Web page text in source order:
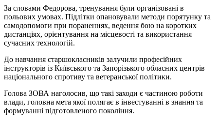
За словами Федорова, тренування були організовані в
польових умовах. Підлітки опановували методи порятунку та
самодопомоги при пораненнях, ведення бою на коротких
дистанціях, орієнтування на місцевості та використання
сучасних технологій.
До навчання старшокласників залучили професійних
інструкторів із Київського та Запорізького обласних центрів
національного спротиву та ветеранської політики.
Голова ЗОВА наголосив, що такі заходи є частиною роботи
влади, головна мета якої полягає в інвестуванні в знання та
формуванні підготовленого покоління.